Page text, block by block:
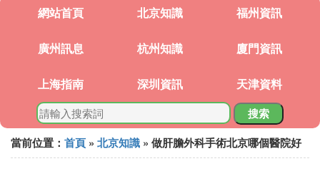
網站首頁 北京知識 福州資訊
廣州訊息 杭州知識 廈門資訊
上海指南 深圳資訊 天津資料
搜索
當前位置： 首頁 » 北京知識 » 做肝膽外科手術北京哪個醫院好